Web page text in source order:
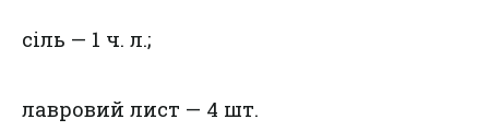
сіль — 1 ч. л.;
лавровий лист — 4 шт.